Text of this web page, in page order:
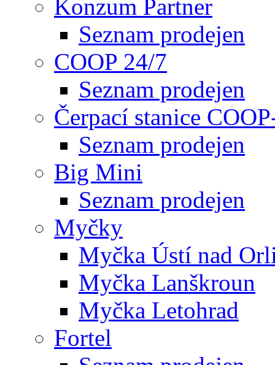
Konzum Partner
Seznam prodejen
COOP 24/7
Seznam prodejen
Čerpací stanice
Seznam prodejen
Big Mini
Seznam prodejen
Myčky
Myčka Ústí nad
Myčka Lanškroun
Myčka Letohrad
Fortel